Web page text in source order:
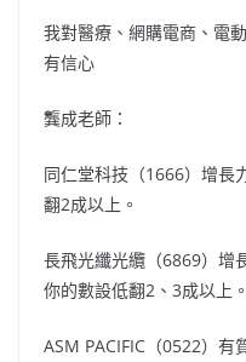
我對醫療、網購電商、電
有信心
龔成老師：
同仁堂科技（1666）增長
翻2成以上。
長飛光纖光纜（6869）增
你的數設低翻2、3成以上。
ASM PACIFIC（0522）